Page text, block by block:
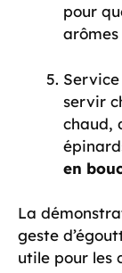
pour
servir
chaud,
en
La
geste
utile pour les